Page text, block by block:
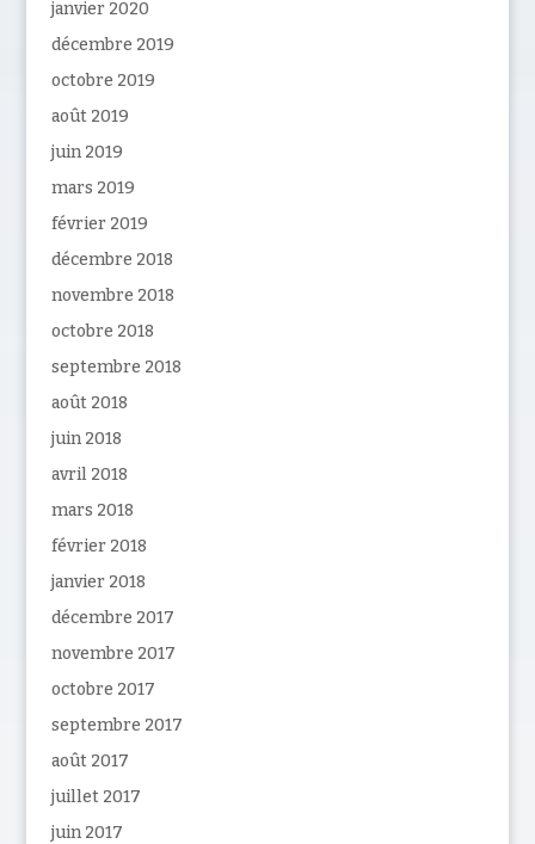
janvier 2020
décembre 2019
octobre 2019
août 2019
juin 2019
mars 2019
février 2019
décembre 2018
novembre 2018
octobre 2018
septembre 2018
août 2018
juin 2018
avril 2018
mars 2018
février 2018
janvier 2018
décembre 2017
novembre 2017
octobre 2017
septembre 2017
août 2017
juillet 2017
juin 2017